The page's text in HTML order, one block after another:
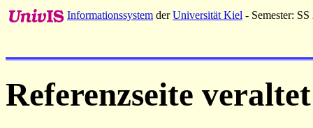
Informationssystem derUniversität Kiel - Semester: SS
Referenzseite veraltet